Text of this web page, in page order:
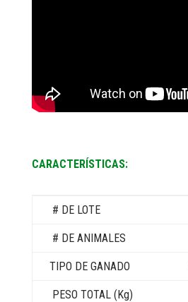
CARACTERÍSTICAS: